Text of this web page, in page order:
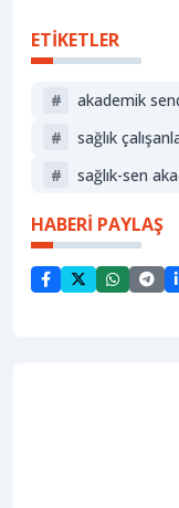
ETİKETLER
#
akademik
#
sağlık
#
sağlık-sen
HABERİ PAYLAŞ